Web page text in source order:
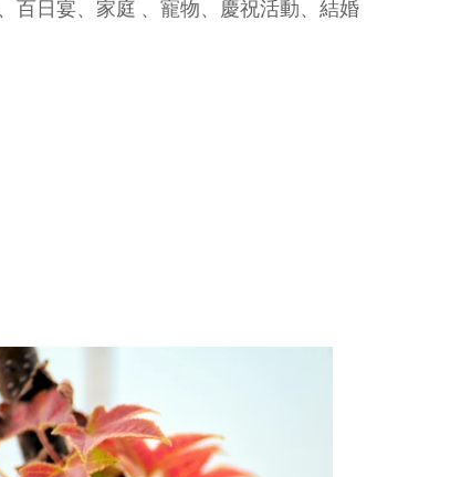
百日宴、家庭 、寵物、慶祝活動、結婚